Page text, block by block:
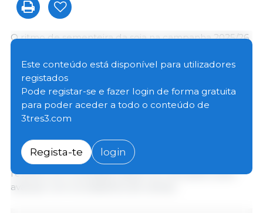
O ritmo de sementeira da soja na campanha 2025/26
Segundo os investigadores do Cepea, este cenário é
reflexo da distribuição irregular das chuvas em
grande parte do território brasileiro nos últimos três
meses.
limitado o acesso às terras. Já no Centro-Oeste e no
Matopiba, a distribuição desigual das precipitações
resultou em humidade abaixo do necessário para
avançar com os trabalhos de campo.
Este conteúdo está disponível para utilizadores
registados
Pode registar-se e fazer login de forma gratuita
para poder aceder a todo o conteúdo de
3tres3.com
Regista-te login